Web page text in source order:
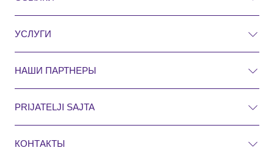
Цены
Вопросы и ответы
Блог
УСЛУГИ
Пластическая хирургия
Кардиология
НАШИ ПАРТНЕРЫ
Пластическая хирургия Роял Хорватия
PRIJATELJI SAJTA
Пластическая хирургия Роял Словения
КОНТАКТЫ